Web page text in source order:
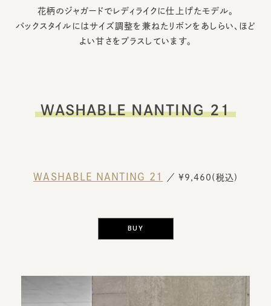
花柄のジャガードでレディライクに仕上げたモデル。
バックスタイルにはサイズ調整を兼ねたリボンをあしらい、ほど
よい甘さをプラスしています。
WASHABLE NANTING 21
WASHABLE NANTING 21 ／ ¥9,460(税込)
BUY